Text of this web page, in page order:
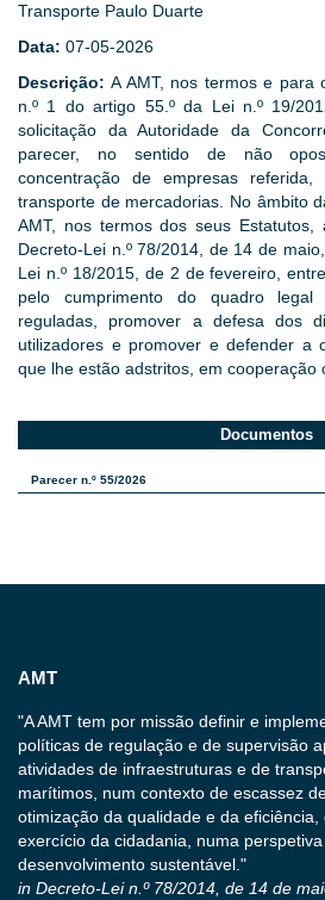
Transporte Paulo Duarte
Data: 07-05-2026
Descrição:A AMT, nos termos e para
n.º 1 do artigo 55.º da Lei n.º 19/
solicitação da Autoridade da
parecer, no sentido de não
concentração de empresas
transporte de mercadorias. No âmbito
AMT, nos termos dos seus Estatutos,
Decreto-Lei n.º 78/2014, de 14 de
Lei n.º 18/2015, de 2 de fevereiro,
pelo cumprimento do quadro legal
reguladas, promover a defesa dos
utilizadores e promover e defender a
que lhe estão adstritos, em cooperação
Documentos
Parecer n.º 55/2026
AMT
"A AMT tem por missão definir e
políticas de regulação e de supervisão
atividades de infraestruturas e de
marítimos, num contexto de escassez
otimização da qualidade e da
exercício da cidadania, numa
desenvolvimento sustentável."
in Decreto-Lei n.º 78/2014, de 14 de